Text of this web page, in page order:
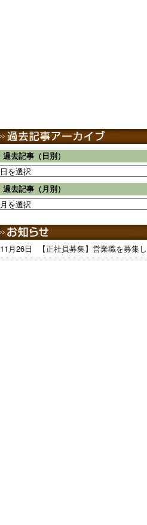
過去記事（日別）
過去記事（月別）
11月26日 【正社員募集】営業職を募集